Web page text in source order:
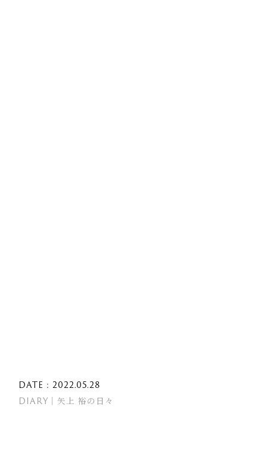
DATE : 2022.05.28
DIARY｜矢上 裕の日々